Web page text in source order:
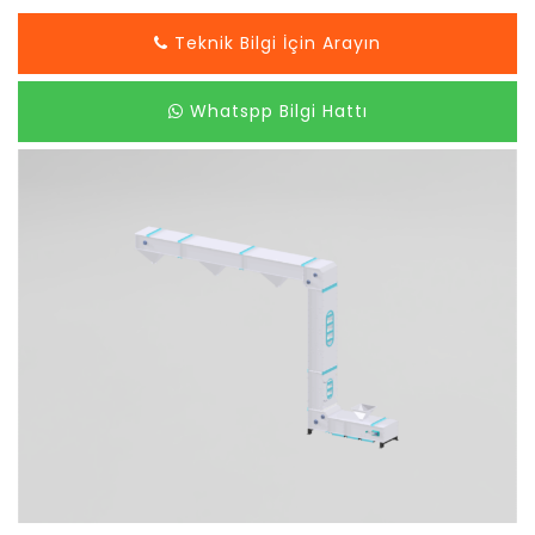
Teknik Bilgi İçin Arayın
Whatspp Bilgi Hattı